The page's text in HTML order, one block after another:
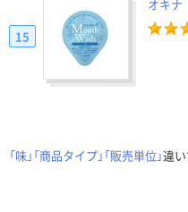
オキ
15
「味」「商品タイプ」「販売単位」違